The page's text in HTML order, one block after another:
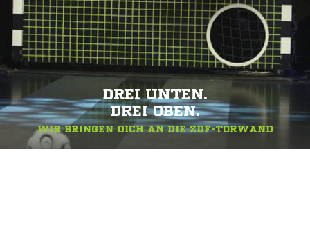
DREI UNTEN.
DREI OBEN.
WIR BRINGEN DICH AN DIE ZDF-TORWAND